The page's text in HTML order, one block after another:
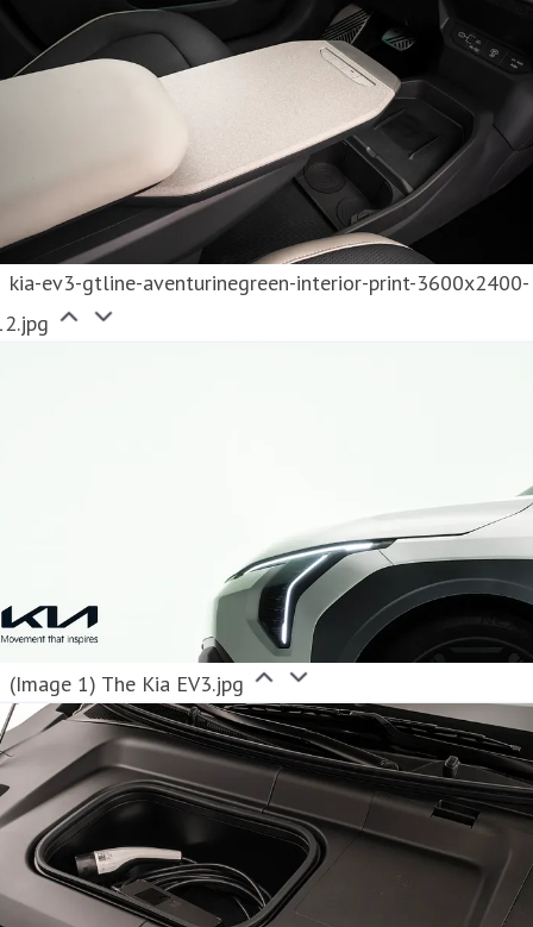
kia-ev3-gtline-aventurinegreen-interior-print-3600x2400-
(Image 1) The Kia EV3.jpg